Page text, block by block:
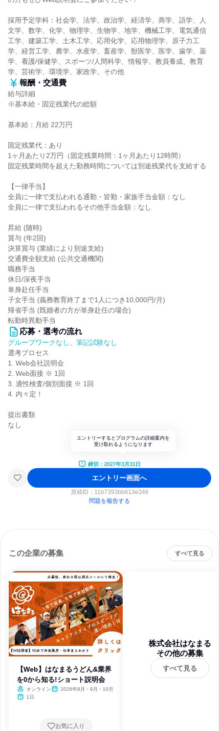
採用予定学科：社会学、法学、政治学、経済学、商学、語学、人
文学、数学、化学、物理学、生物学、地学、機械工学、電気通信
工学、建築工学、土木工学、応用化学、応用物理学、原子力工
学、経営工学、農学、水産学、畜産学、獣医学、医学、歯学、薬
学、看護/保健学、スポーツ/人間科学、情報学、教員養成、教育
学、芸術学、環境学、家政学、その他
報酬・交通費
給与詳細
※基本給・固定残業代の総額
基本給：月給 22万円
固定残業代：あり
1ヶ月あたり2万円（固定残業時間：1ヶ月あたり12時間）
固定残業時間を超えた勤務時間については別途残業代を支給する
【一律手当】
全員に一律で支払われる通勤・皆勤・家族手当金額：なし
全員に一律で支払われるその他手当金額：なし
昇給 (随時)
賞与 (年2回)
決算賞与 (業績により別途支給)
交通費全額支給 (公共交通機関)
職務手当
休日/深夜手当
単身赴任手当
子女手当 (義務教育終了まで1人につき10,000円/月)
帰省手当 (既婚者の方が単身赴任の場合)
転勤時異動手当
応募・選考の流れ
グループワークなし、筆記試験なし
選考プロセス
1. Web会社説明会
2. Web面接 ※ 1回
3. 適性検査/個別面接 ※ 1回
4. 内々定！
提出書類
なし
エントリーするとプログラムの詳細案内を
受け取れるようになります
締切：2027年3月31日
エントリー画面へ
原稿ID： 11b7393bb613e346
問題を報告する
この企業の募集 すべて見る
【Web】はなまるうどん&業界
を0から知る!ショート説明会
オンライン
2026年8月・9月・10月
1日
お気に入り
株式会社はなまる
その他の募集
すべて見る